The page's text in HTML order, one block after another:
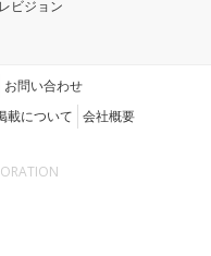
ビジョン
お問い合わせ
載について 会社概要